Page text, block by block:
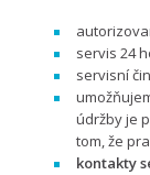
servis 24
servisní
údržby je
tom, že
kontakty